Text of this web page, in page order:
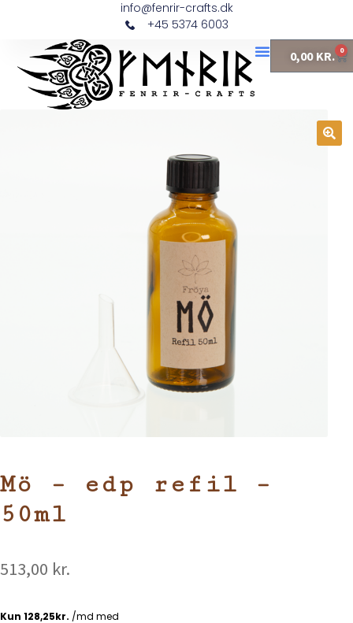
info@fenrir-crafts.dk
+45 5374 6003
0,00 KR. 0
Mö – edp refil –
50ml
513,00 kr.